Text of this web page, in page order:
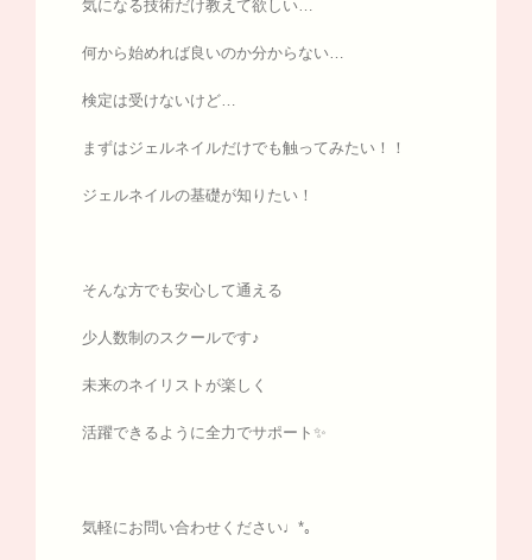
気になる技術だけ教えて欲しい…
何から始めれば良いのか分からない…
検定は受けないけど…
まずはジェルネイルだけでも触ってみたい！！
ジェルネイルの基礎が知りたい！
そんな方でも安心して通える
少人数制のスクールです♪
未来のネイリストが楽しく
活躍できるように全力でサポート✨
気軽にお問い合わせください♩*｡